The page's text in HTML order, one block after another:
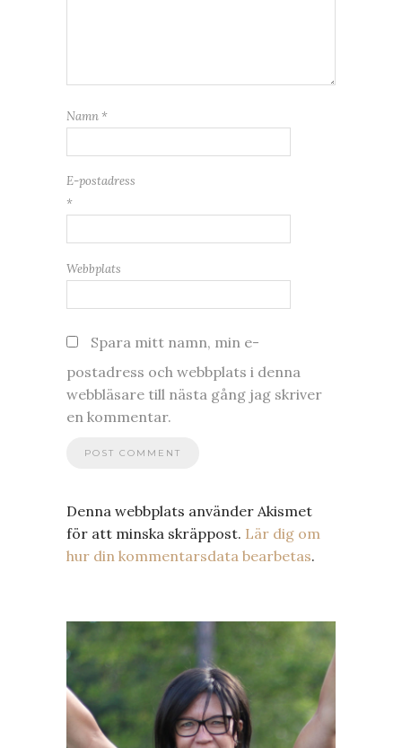
Namn *
E-postadress
*
Webbplats
Spara mitt namn, min e-
postadress och webbplats i denna
webbläsare till nästa gång jag skriver
en kommentar.
Denna webbplats använder Akismet
för att minska skräppost. Lär dig om
hur din kommentarsdata bearbetas.